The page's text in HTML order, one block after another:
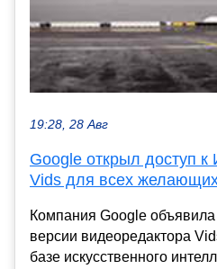
19:28, 28 Авг
Google открыл доступ
Vids для всех
Компания Google
версии видеоредактора
базе искусственного